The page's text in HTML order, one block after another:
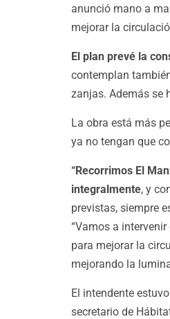
anunció mano a
mejorar la
El plan prevé la
contemplan
zanjas. Además se
La obra está más
ya no tengan que
“Recorrimos El
integralmente, y
previstas, siempre
“Vamos a
para mejorar la
mejorando la
El intendente
secretario de